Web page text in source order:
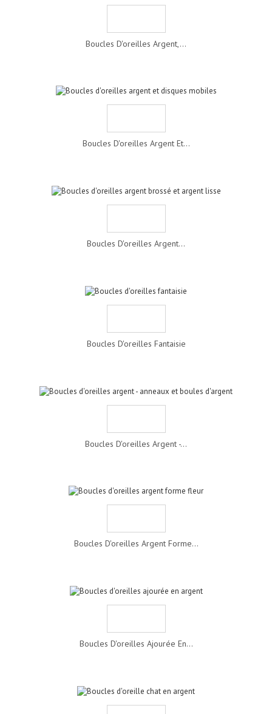
Boucles D'oreilles Argent,...
Boucles D'oreilles Argent Et...
Boucles D'oreilles Argent...
Boucles D'oreilles Fantaisie
Boucles D'oreilles Argent -...
Boucles D'oreilles Argent Forme...
Boucles D'oreilles Ajourée En...